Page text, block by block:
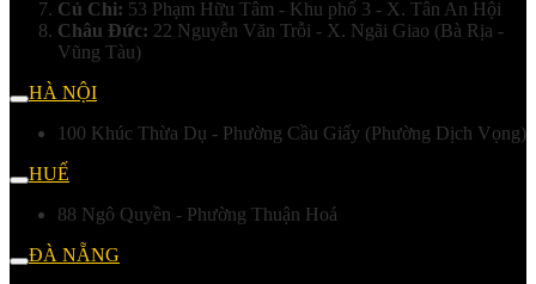
Củ Chi: 53 Phạm Hữu Tâm - Khu phố 3 - X. Tân An Hội
Châu Đức: 22 Nguyễn Văn Trỗi - X. Ngãi Giao (Bà Rịa -
Vũng Tàu)
HÀ NỘI
100 Khúc Thừa Dụ - Phường Cầu Giấy (Phường Dịch Vọng)
HUẾ
88 Ngô Quyền - Phường Thuận Hoá
ĐÀ NẴNG